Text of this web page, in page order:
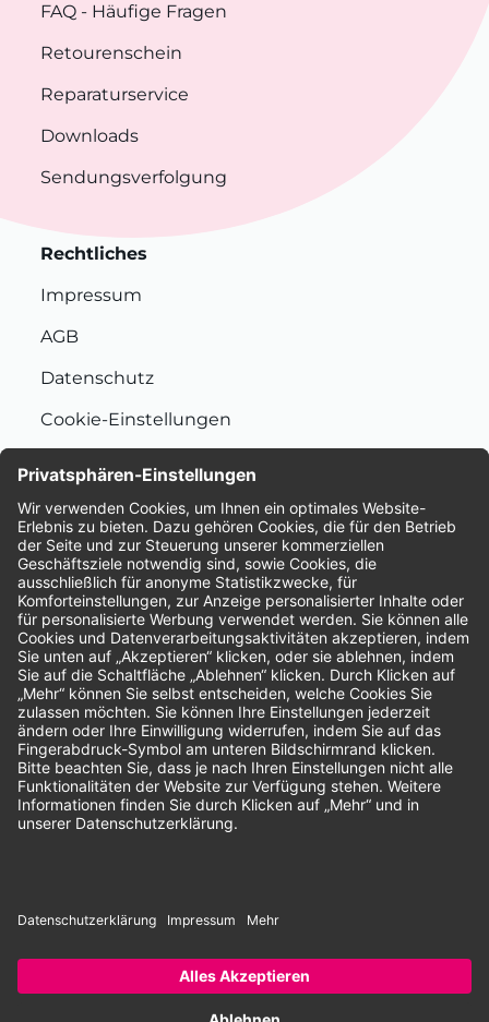
FAQ - Häufige Fragen
Retourenschein
Reparaturservice
Downloads
Sendungsverfolgung
Rechtliches
Impressum
AGB
Datenschutz
Cookie-Einstellungen
Bewertungen
Unsere Zahlungsarten:
Rechnung SEPA-Lastschrift Vorkasse